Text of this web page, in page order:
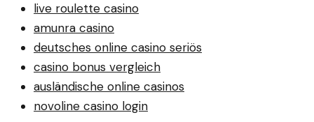
live roulette casino
amunra casino
deutsches online casino seriös
casino bonus vergleich
ausländische online casinos
novoline casino login